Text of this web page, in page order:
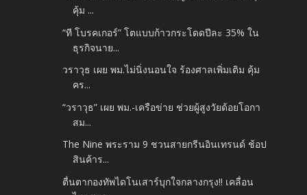
คุ้ม ...
“ที โบรคเกอร์” โตแบบก้าวกระโดดปีละ 35% ใน
ธุรกิจนาย...
วราวุธ เผย พม.ไม่นิ่งนอนใจ ร้องศาลเพิ่มเติม คุ้ม
คร...
“วราวุธ” เผย พม.-เครือข่าย ช่วยผู้สูงวัยด้อยโอกา
สม...
The Nine พระราม 9 ชวนสายกรีนอินเทรนด์ ช้อป
สินค้าร...
ตื่นตากองทัพไดโนเสาร์บุกใจกลางกรุง!! เคลื่อน